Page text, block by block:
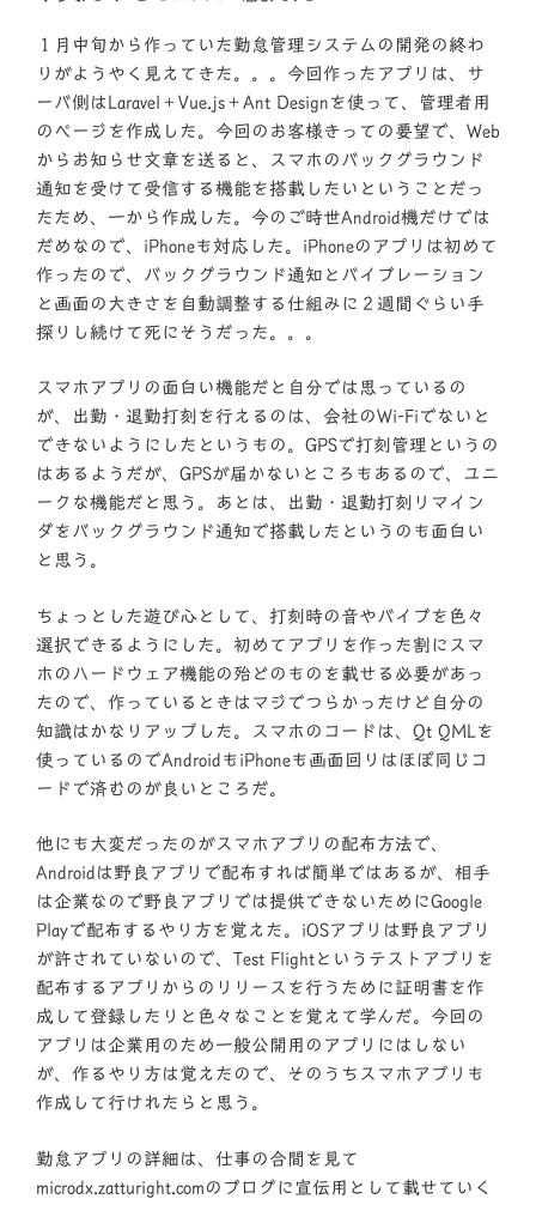
１月中旬から作っていた勤怠管理システムの開発の終わ
りがようやく見えてきた。。。今回作ったアプリは、サ
ーバ側はLaravel＋Vue.js＋Ant Designを使って、管理者用
のページを作成した。今回のお客様きっての要望で、Web
からお知らせ文章を送ると、スマホのバックグラウンド
通知を受けて受信する機能を搭載したいということだっ
たため、一から作成した。今のご時世Android機だけでは
だめなので、iPhoneも対応した。iPhoneのアプリは初めて
作ったので、バックグラウンド通知とバイブレーション
と画面の大きさを自動調整する仕組みに２週間ぐらい手
探りし続けて死にそうだった。。。
スマホアプリの面白い機能だと自分では思っているの
が、出勤・退勤打刻を行えるのは、会社のWi-Fiでないと
できないようにしたというもの。GPSで打刻管理というの
はあるようだが、GPSが届かないところもあるので、ユニ
ークな機能だと思う。あとは、出勤・退勤打刻リマイン
ダをバックグラウンド通知で搭載したというのも面白い
と思う。
ちょっとした遊び心として、打刻時の音やバイブを色々
選択できるようにした。初めてアプリを作った割にスマ
ホのハードウェア機能の殆どのものを載せる必要があっ
たので、作っているときはマジでつらかったけど自分の
知識はかなりアップした。スマホのコードは、Qt QMLを
使っているのでAndroidもiPhoneも画面回りはほぼ同じコ
ードで済むのが良いところだ。
他にも大変だったのがスマホアプリの配布方法で、
Androidは野良アプリで配布すれば簡単ではあるが、相手
は企業なので野良アプリでは提供できないためにGoogle
Playで配布するやり方を覚えた。iOSアプリは野良アプリ
が許されていないので、Test Flightというテストアプリを
配布するアプリからのリリースを行うために証明書を作
成して登録したりと色々なことを覚えて学んだ。今回の
アプリは企業用のため一般公開用のアプリにはしない
が、作るやり方は覚えたので、そのうちスマホアプリも
作成して行けれたらと思う。
勤怠アプリの詳細は、仕事の合間を見て
microdx.zatturight.comのブログに宣伝用として載せていく